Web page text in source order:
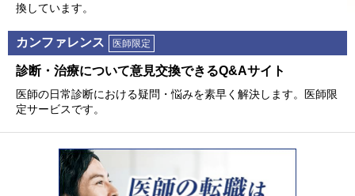
換しています。
カンファレンス 医師限定
診断・治療について意⾒交換できるQ&Aサイト
医師の⽇常診断における疑問・悩みを素早く解決します。医師限
定サービスです。